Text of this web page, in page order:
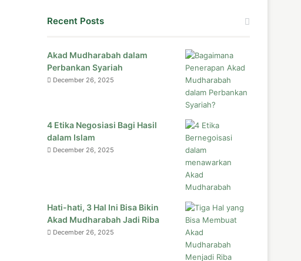
Recent Posts
Akad Mudharabah dalam
Perbankan Syariah
December 26, 2025
4 Etika Negosiasi Bagi Hasil
dalam Islam
December 26, 2025
Hati-hati, 3 Hal Ini Bisa Bikin
Akad Mudharabah Jadi Riba
December 26, 2025